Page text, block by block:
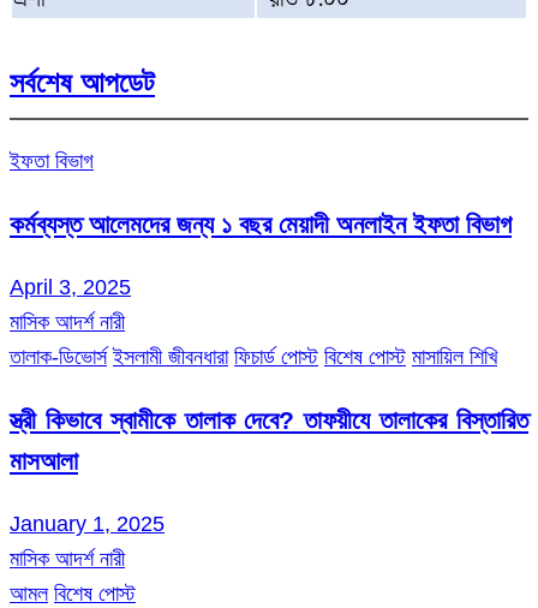
সর্বশেষ আপডেট
ইফতা বিভাগ
কর্মব্যস্ত আলেমদের জন্য ১ বছর মেয়াদী অনলাইন ইফতা বিভাগ
April 3, 2025
মাসিক আদর্শ নারী
তালাক-ডিভোর্স ইসলামী জীবনধারা ফিচার্ড পোস্ট বিশেষ পোস্ট মাসায়িল শিখি
স্ত্রী কিভাবে স্বামীকে তালাক দেবে? তাফয়ীযে তালাকের বিস্তারিত
মাসআলা
January 1, 2025
মাসিক আদর্শ নারী
আমল বিশেষ পোস্ট